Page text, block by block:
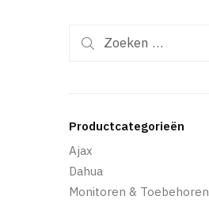
Zoeken
naar:
Productcategorieën
Ajax
Dahua
Monitoren & Toebehoren